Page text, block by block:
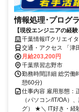
情報処理･プログ
【現役エンジニアの経
千葉情報ITクリエイ
交通・アクセス 「津
月給203,200円
千葉県習志野市
勤務時間詳細 総労働
憩60分)
仕事内容 雇用形態：
（パソコン/IT/OA）
グ） ★＼ IT好き・経